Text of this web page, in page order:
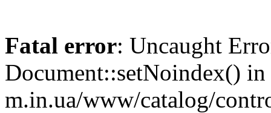
Fatal error: Uncaught
Document::setNoindex()
m.in.ua/www/catalog/